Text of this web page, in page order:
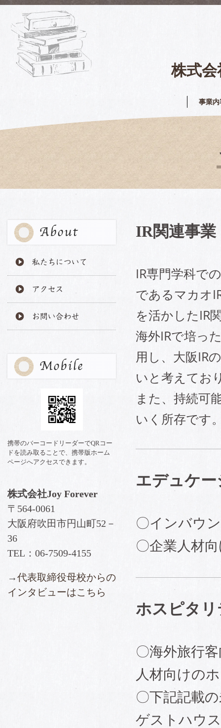
株式会
事業内
IR関連事業
IR専門学科で
であるマカオ
を活かしたIR
海外IRで培っ
用し、大阪IR
いと考えてお
また、持続可
いく所存です
エデュケ
〇インバウ
〇企業人材
ホスピタ
〇海外旅行
人材向けの
〇下記記載
ゲストハウ
携帯のバーコードリーダーでQRコー
ドを読み取ることで、携帯版ホーム
ページへアクセスできます。
株式会社Joy Forever
〒564-0061
大阪府吹田市円山町52－
36
TEL：06‐7509‐4155
→代表取締役母校からの
インタビューはこちら